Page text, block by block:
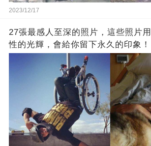
2023/12/17
27張最感人至深的照片，這些照片
性的光輝，會給你留下永久的印象！